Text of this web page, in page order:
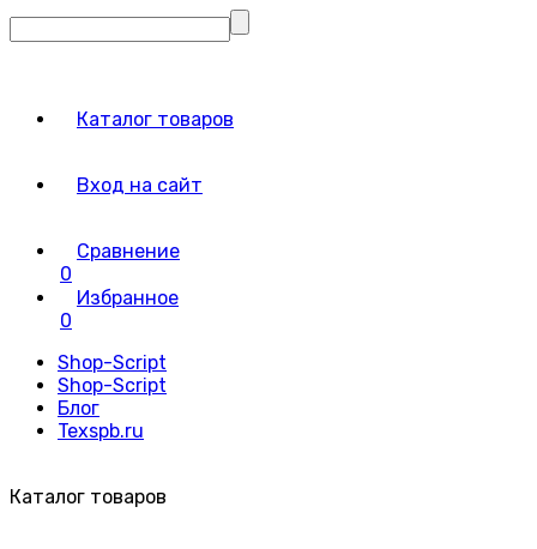
Каталог товаров
Вход на сайт
Сравнение
0
Избранное
0
Shop-Script
Shop-Script
Блог
Texspb.ru
Каталог товаров